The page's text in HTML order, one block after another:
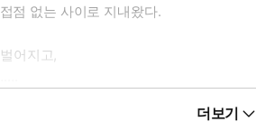
점 없는 사이로 지내왔다.
어지고,
더보기